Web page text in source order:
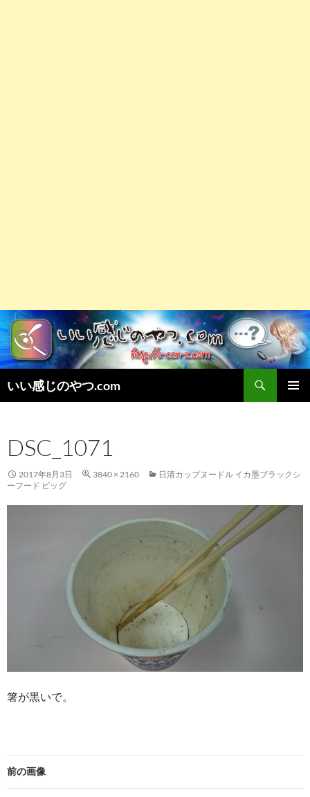
いい感じのやつ.com
索
ン
ツ
へ
ス
DSC_1071
2017年8月3日 3840 × 2160
日清カップヌードル イカ墨ブラックシ
ーフード ビッグ
箸が黒いで。
前の画像